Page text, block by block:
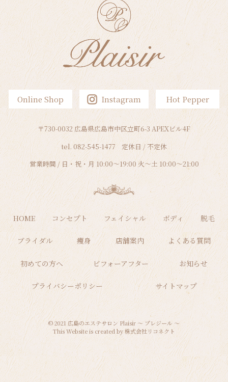
Online Shop Instagram Hot Pepper
〒730-0032 広島県広島市中区立町6-3 APEXビル4F
tel.082-545-1477
定休日 / 不定休
営業時間 / 日・祝・月 10:00～19:00 火～土 10:00～21:00
HOME コンセプト フェイシャル ボディ 脱毛
ブライダル 痩身 店舗案内 よくある質問
初めての方へ ビフォーアフター お知らせ
プライバシーポリシー サイトマップ
©2021 広島のエステサロン Plaisir 〜 プレジール 〜
This Website is created by株式会社リコネクト